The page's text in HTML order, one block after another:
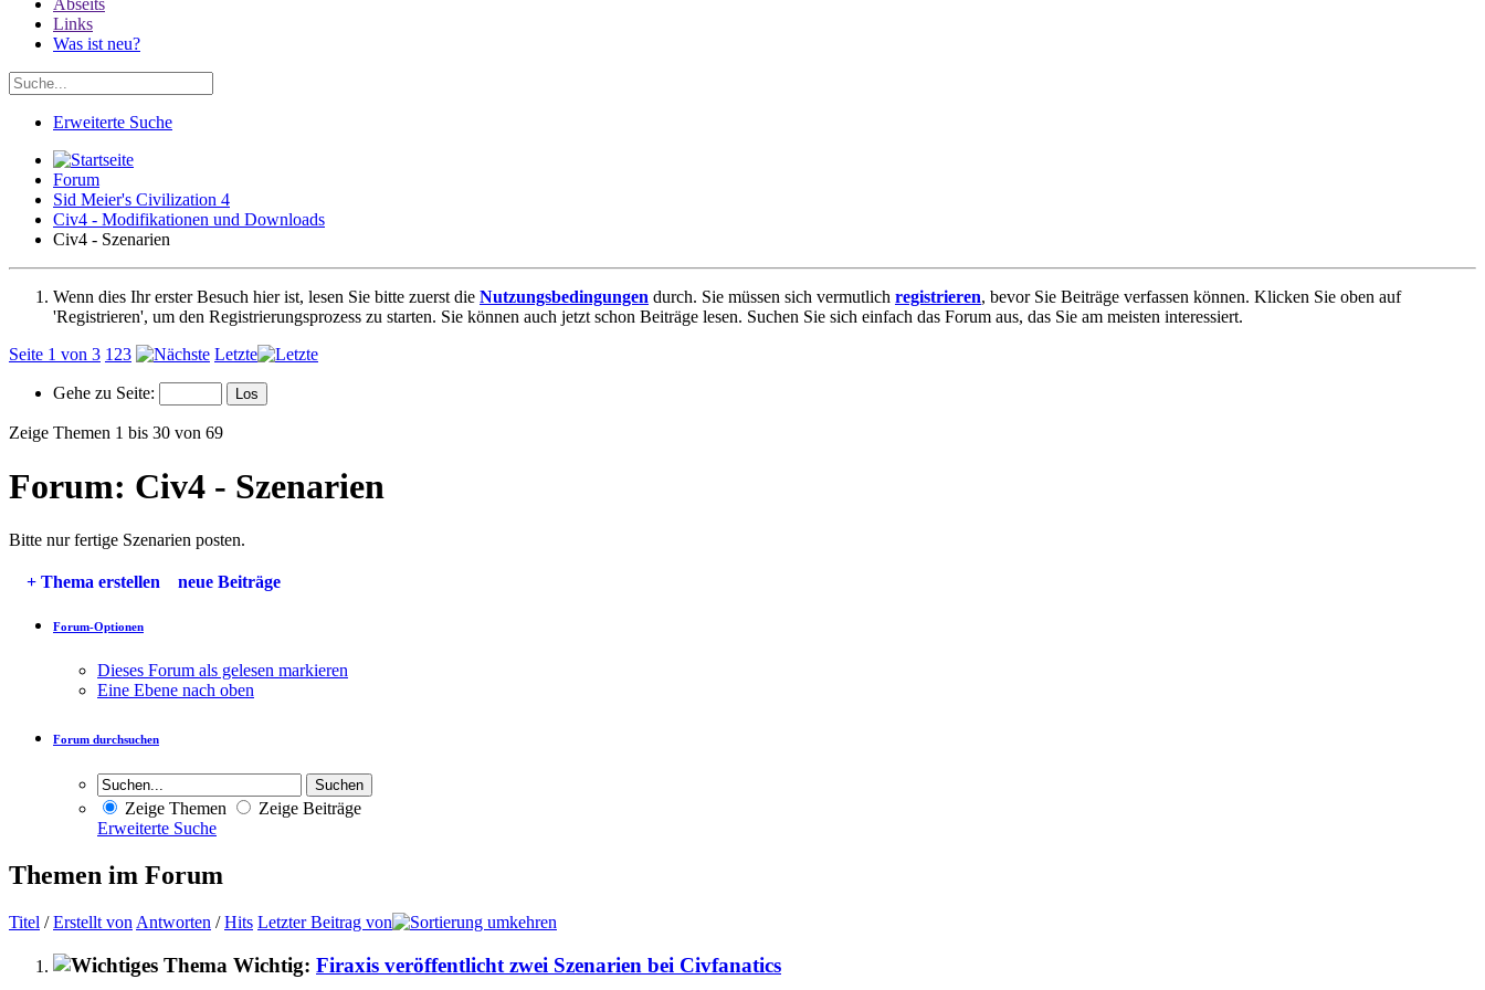
Links
Was ist neu?
Erweiterte Suche
Forum
Sid Meier's Civilization 4
Civ4 - Modifikationen und Downloads
Civ4 - Szenarien
Wenn dies Ihr erster Besuch hier ist, lesen Sie bitte zuerst die Nutzungsbedingungen durch. Sie müssen sich vermutlich registrieren, bevor Sie Beiträge verfassen können. Klicken Sie oben auf
'Registrieren', um den Registrierungsprozess zu starten. Sie können auch jetzt schon Beiträge lesen. Suchen Sie sich einfach das Forum aus, das Sie am meisten interessiert.
Seite 1 von 3 1 23 Letzte
Gehe zu Seite:
Zeige Themen 1 bis 30 von 69
Forum: Civ4 - Szenarien
Bitte nur fertige Szenarien posten.
+ Thema erstellen neue Beiträge
Forum-Optionen
Dieses Forum als gelesen markieren
Eine Ebene nach oben
Forum durchsuchen
Zeige Themen
Zeige Beiträge
Erweiterte Suche
Themen im Forum
Titel /Erstellt von Antworten /Hits Letzter Beitrag von
Wichtig: Firaxis veröffentlicht zwei Szenarien bei Civfanatics